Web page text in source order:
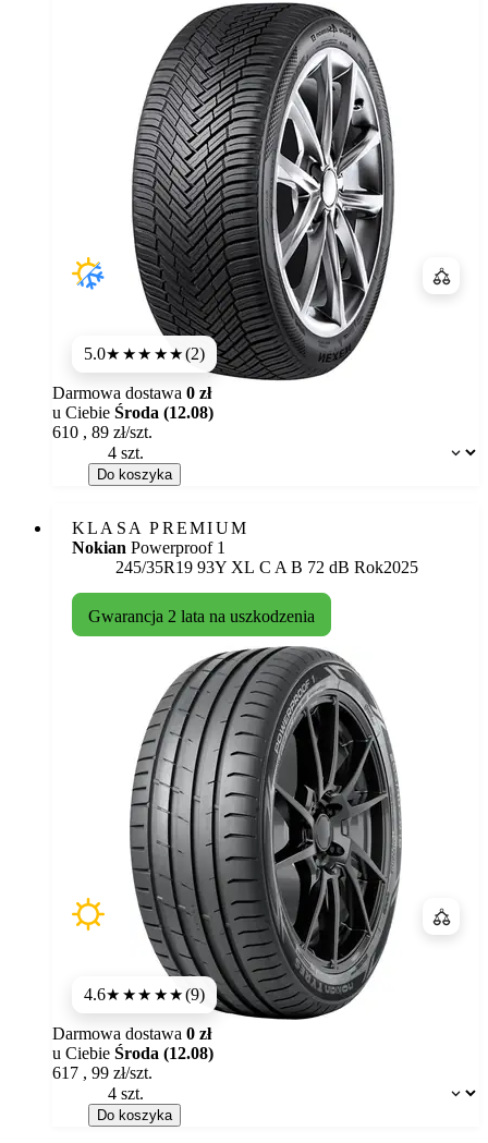
5.0★★★★★(2)
Dostępność:
Darmowa dostawa 0 zł
u Ciebie Środa (12.08)
610 , 89 zł/szt.
Do koszyka
KLASA PREMIUM
Nokian Powerproof 1
245/35R19 93Y XL Etykieta:
C A B 72 dB Rok2025
Gwarancja 2 lata na uszkodzenia
4.6★★★★★(9)
Dostępność:
Darmowa dostawa 0 zł
u Ciebie Środa (12.08)
617 , 99 zł/szt.
Do koszyka